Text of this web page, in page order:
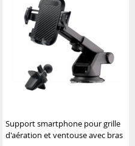
Support smartphone pour grille
d'aération et ventouse avec bras